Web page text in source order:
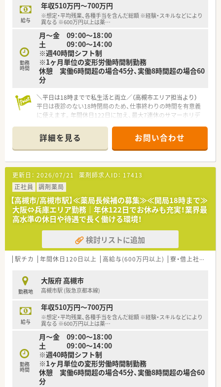
給与
年収510万円～700万円
※想定・平均残業、各種手当を含んだ総額 ※経験・スキルなどにより
異なる ※600万円以上は薬…
勤務
時間
月～金 09：00～18：00
土 09：00～14：00
※週40時間シフト制
※1ヶ月単位の変形労働時間制勤務
休憩 実働6時間超の場合45分、実働8時間超の場合60
分
＼平日は18時までで私生活と両立／（高槻市エリア担当より）
平日は夜診のない18時閉局のため、仕事終わりの時間を有意義
に使えます。年間休日122日に加え、最大7連休のサマーホリデ
＊------------------------------------------＊
【店舗情報と応需状況について】
■阪急京都本線の高槻市駅から徒歩2分という、非常にアクセス
が良く日々の通勤が快適な好立地にある調剤薬局です。
■大阪医科大病院の門前に位置しているため、総合科目の多種多
様な処方箋を応需しており確実にスキルアップが図れます。
■1日あたりの処方箋応需枚数は約120枚となっており、常時5名
から6名の厚い薬剤師体制を配置して業務に取り組んでいます。
【想定される業務内容】
■大学病院からの多岐にわたる処方箋に基づく正確な調剤をは
じめ、二重監査システムを用いた厳格な監査業務を行います。
■患者様一人ひとりと丁寧に向き合い、お薬に対する不安や疑問
を解消するためのきめ細やかな服薬指導を担当していただきま
す。
食品などのアドバイスを通じて未病や予防医療に貢献します。
【職場環境と雰囲気】
■店舗は明るい雰囲気で居心地が良く、無理な遠方への異動もな
いため、大阪や兵庫のエリア内で腰を落ち着けて長く働けます。
■経営陣のほとんどが現場を知る薬剤師であるため風通しが良
く、エリアごとに上席薬剤師を配置しフォロー体制も万全です。
■男性の育児休業取得率が81％と非常に高く、エリア長などの
役職者も実際に取得しているため子育てへの深い理解がありま
す。
詳細を見る お問い合わせ
更新日： 2026/07/21 薬剤師求人ID： 17413
正社員
調剤薬局
【高槻市/高槻市駅】≪薬局長候補の募集≫≪開局18時まで≫
大阪⇔兵庫エリア勤務│年休122日でお休みも充実！業界最
高水準の休日や待遇で長く働ける環境！
検討リストに追加
駅チカ 年間休日120日以上 高給与(600万円以上) 寮・借上社宅あり
勤務地
大阪府 高槻市
高槻市駅 (阪急京都本線)
給与
年収510万円～700万円
※想定・平均残業、各種手当を含んだ総額 ※経験・スキルなどにより
異なる ※600万円以上は薬…
勤務
時間
月～金 09：00～18：00
土 09：00～14：00
※週40時間シフト制
※1ヶ月単位の変形労働時間制勤務
休憩 実働6時間超の場合45分、実働8時間超の場合60
分